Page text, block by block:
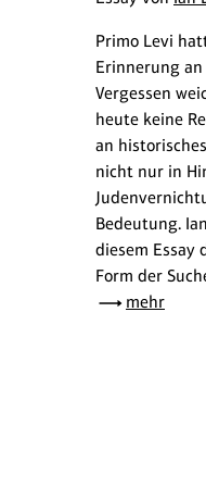
Primo Levi
Erinnerung
Vergessen
heute keine
an
nicht nur in
Bedeutung.
diesem Essay
Form der
mehr